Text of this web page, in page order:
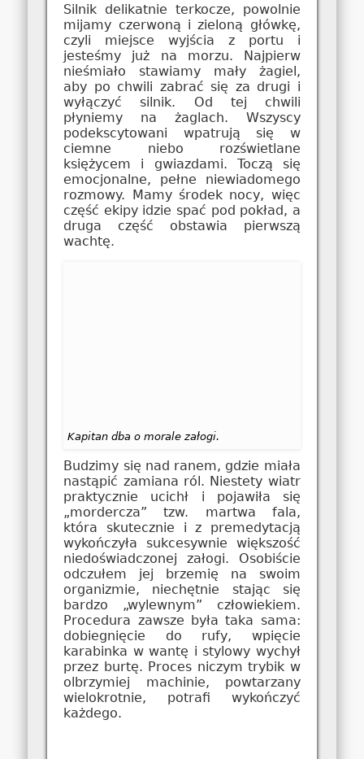
Silnik delikatnie terkocze, powolnie
mijamy czerwoną i zieloną główkę,
czyli miejsce wyjścia z portu i
jesteśmy już na morzu. Najpierw
nieśmiało stawiamy mały żagiel,
aby po chwili zabrać się za drugi i
wyłączyć silnik. Od tej chwili
płyniemy na żaglach. Wszyscy
podekscytowani wpatrują się w
ciemne niebo rozświetlane
księżycem i gwiazdami. Toczą się
emocjonalne, pełne niewiadomego
rozmowy. Mamy środek nocy, więc
część ekipy idzie spać pod pokład, a
druga część obstawia pierwszą
wachtę.
Kapitan dba o morale załogi.
Budzimy się nad ranem, gdzie miała
nastąpić zamiana ról. Niestety wiatr
praktycznie ucichł i pojawiła się
„mordercza” tzw. martwa fala,
która skutecznie i z premedytacją
wykończyła sukcesywnie większość
niedoświadczonej załogi. Osobiście
odczułem jej brzemię na swoim
organizmie, niechętnie stając się
bardzo „wylewnym” człowiekiem.
Procedura zawsze była taka sama:
dobiegnięcie do rufy, wpięcie
karabinka w wantę i stylowy wychył
przez burtę. Proces niczym trybik w
olbrzymiej machinie, powtarzany
wielokrotnie, potrafi wykończyć
każdego.